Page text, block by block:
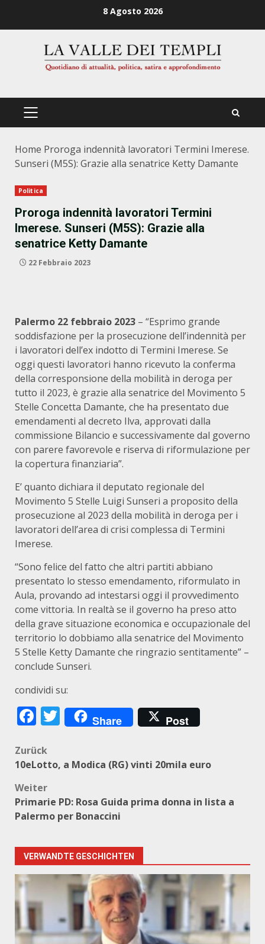
8 Agosto 2026
PRIMÄRES
Home Proroga indennità lavoratori Termini Imerese.
Sunseri (M5S): Grazie alla senatrice Ketty Damante
Politica
Proroga indennità lavoratori Termini
Imerese. Sunseri (M5S): Grazie alla
senatrice Ketty Damante
22 Febbraio 2023
Palermo 22 febbraio 2023 – “Esprimo grande
soddisfazione per la prosecuzione dell’indennità per
i lavoratori dell’ex indotto di Termini Imerese. Se
oggi questi lavoratori hanno ricevuto la conferma
della corresponsione della mobilità in deroga per
tutto il 2023, è grazie alla senatrice del Movimento 5
Stelle Concetta Damante, che ha presentato due
emendamenti al decreto Ilva, approvati dalla
commissione Bilancio e successivamente dal governo
con parere favorevole e riserva di riformulazione per
la copertura finanziaria”.
E’ quanto dichiara il deputato regionale del
Movimento 5 Stelle Luigi Sunseri a proposito della
prosecuzione al 2023 della mobilità in deroga per i
lavoratori dell’area di crisi complessa di Termini
Imerese.
“Sono felice del fatto che altri partiti abbiano
presentato lo stesso emendamento, riformulato in
Aula, provando ad intestarsi oggi il provvedimento
come vittoria. In realtà se il governo ha preso atto
della grave situazione economica e occupazionale del
territorio lo dobbiamo alla senatrice del Movimento
5 Stelle Ketty Damante che ringrazio sentitamente” –
conclude Sunseri.
condividi su:
Facebook
Twitter
Share Post
Beitragsnavigation
Zurück
10eLotto, a Modica (RG) vinti 20mila euro
Weiter
Primarie PD: Rosa Guida prima donna in lista a
Palermo per Bonaccini
VERWANDTE GESCHICHTEN